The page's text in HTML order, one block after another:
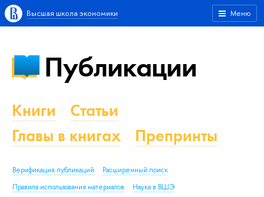
Меню
Высшая школа экономики
Публикации
Книги
Статьи
Главы в книгах
Препринты
Верификация публикаций
Расширенный поиск
Правила использования материалов
Наука в ВШЭ